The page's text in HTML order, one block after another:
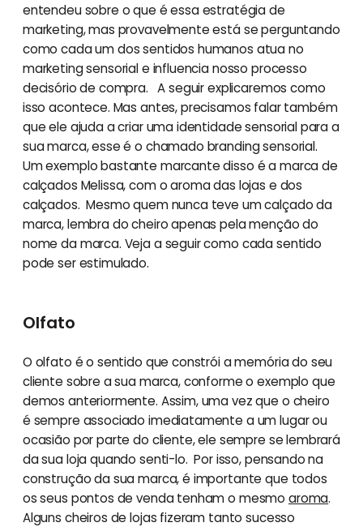
entendeu sobre o que é essa estratégia de
marketing, mas provavelmente está se perguntando
como cada um dos sentidos humanos atua no
marketing sensorial e influencia nosso processo
decisório de compra. A seguir explicaremos como
isso acontece. Mas antes, precisamos falar também
que ele ajuda a criar uma identidade sensorial para a
sua marca, esse é o chamado branding sensorial.
Um exemplo bastante marcante disso é a marca de
calçados Melissa, com o aroma das lojas e dos
calçados. Mesmo quem nunca teve um calçado da
marca, lembra do cheiro apenas pela menção do
nome da marca. Veja a seguir como cada sentido
pode ser estimulado.
Olfato
O olfato é o sentido que constrói a memória do seu
cliente sobre a sua marca, conforme o exemplo que
demos anteriormente. Assim, uma vez que o cheiro
é sempre associado imediatamente a um lugar ou
ocasião por parte do cliente, ele sempre se lembrará
da sua loja quando senti-lo. Por isso, pensando na
construção da sua marca, é importante que todos
os seus pontos de venda tenham o mesmo aroma.
Alguns cheiros de lojas fizeram tanto sucesso